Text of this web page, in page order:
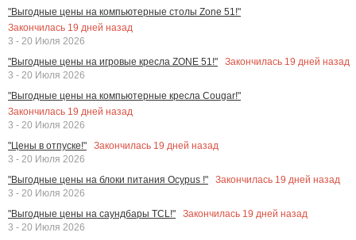
"Выгодные цены на компьютерные столы Zone 51!"
Закончилась 19 дней назад
3 - 20 Июля 2026
"Выгодные цены на игровые кресла ZONE 51!"
Закончилась 19 дней назад
3 - 20 Июля 2026
"Выгодные цены на компьютерные кресла Cougar!"
Закончилась 19 дней назад
3 - 20 Июля 2026
"Цены в отпуске!"
Закончилась 19 дней назад
3 - 20 Июля 2026
"Выгодные цены на блоки питания Ocypus !"
Закончилась 19 дней назад
3 - 20 Июля 2026
"Выгодные цены на саундбары TCL!"
Закончилась 19 дней назад
3 - 20 Июля 2026